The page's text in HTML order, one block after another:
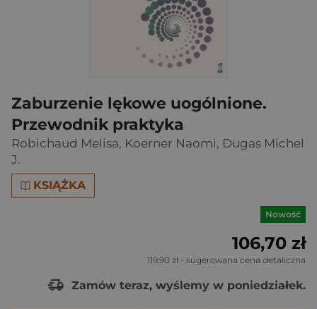
Zaburzenie lękowe uogólnione.
Przewodnik praktyka
Robichaud Melisa, Koerner Naomi, Dugas Michel
J.
KSIĄŻKA
Nowość
106,70 zł
119,90 zł - sugerowana cena detaliczna
Zamów teraz, wyślemy w poniedziałek.